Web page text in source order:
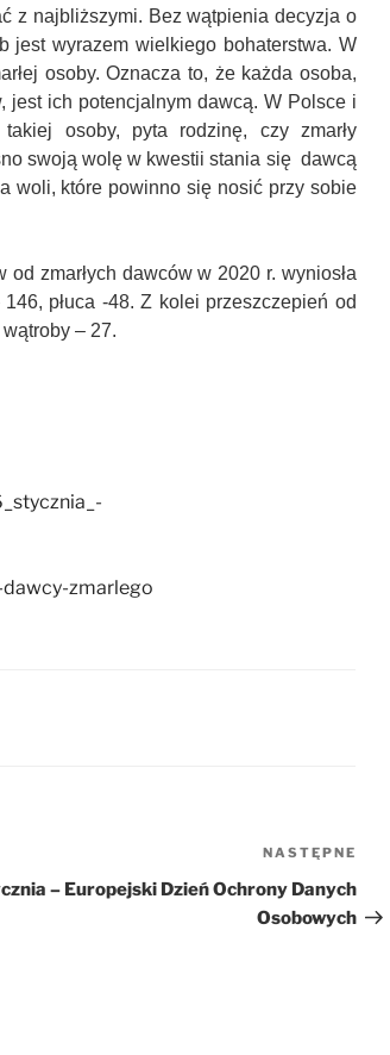
z najbliższymi. Bez wątpienia decyzja o
jest wyrazem wielkiego bohaterstwa. W
osoby. Oznacza to, że każda osoba,
jest ich potencjalnym dawcą. W Polsce i
osoby, pyta rodzinę, czy zmarły
swoją wolę w kwestii stania się dawcą
woli, które powinno się nosić przy sobie
zmarłych dawców w 2020 r. wyniosła
płuca -48. Z kolei przeszczepień od
– 27.
zmarlego
wpis
NASTĘPNE
– Europejski Dzień Ochrony Danych
Osobowych